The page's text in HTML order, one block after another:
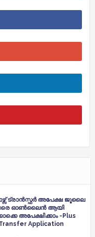
ട്രാൻസ്ഫർ അപേക്ഷ ജൂലൈ
ഓൺലൈൻ ആയി
അപേക്ഷിക്കാം -Plus
Application